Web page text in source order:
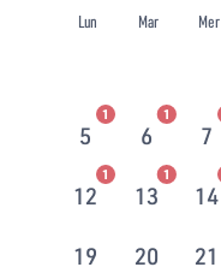
Lun Mar Mer
5
1
6
1
7
12
1
13
1
14
19 20 21